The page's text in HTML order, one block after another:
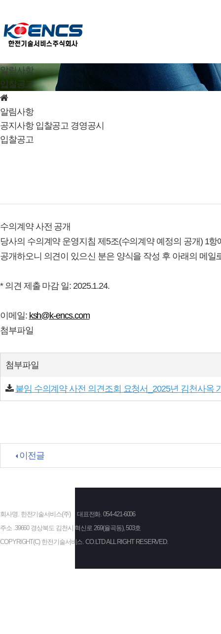
알림사항
입찰공고
알림사항
공지사항 입찰공고 경영공시
입찰공고
수의계약 사전 공개
당사의 수의계약 운영지침 제5조(수의계약 예정의 공개) 1
공개하오니 의견이 있으신 분은 양식을 작성 후 아래의 메일
* 의견 제출 마감 일: 2025.1.24.
이메일: ksh@k-encs.com
첨부파일
첨부파일
붙임 수의계약 사전 의견조회 요청서_2025년 김천사옥
이전글
회사명. 한전기술서비스(주)
대표전화. 054-421-6006
주소 .39660 경상북도 김천시 혁신로 269(율곡동), 503호
COPYRIGHT(C) 한전기술서비스. CO.LTD ALL RIGHT RESERVED.